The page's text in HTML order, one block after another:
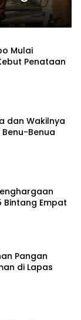
Mulai
Penataan
dan Wakilnya
Benua
Bintang Empat
Pangan
di Lapas